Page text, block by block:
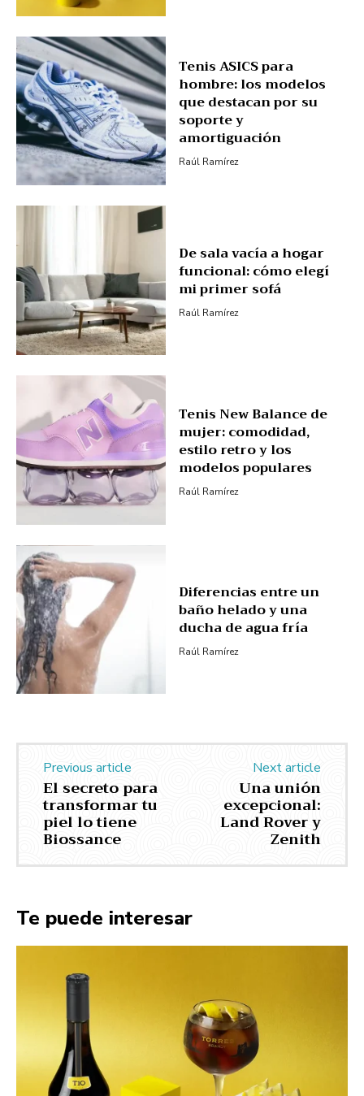
Tenis ASICS para
hombre: los modelos
que destacan por su
soporte y
amortiguación
Raúl Ramírez
De sala vacía a hogar
funcional: cómo elegí
mi primer sofá
Raúl Ramírez
Tenis New Balance de
mujer: comodidad,
estilo retro y los
modelos populares
Raúl Ramírez
Diferencias entre un
baño helado y una
ducha de agua fría
Raúl Ramírez
Previous article
El secreto para
transformar tu
piel lo tiene
Biossance
Next article
Una unión
excepcional:
Land Rover y
Zenith
Te puede interesar